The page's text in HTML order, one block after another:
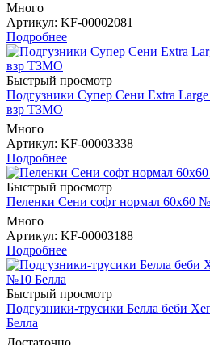
Много
Артикул: KF-00002081
Подробнее
Быстрый просмотр
Подгузники Супер Сени Extra
взр ТЗМО
Много
Артикул: KF-00003338
Подробнее
Быстрый просмотр
Пеленки Сени софт нормал 60х60
Много
Артикул: KF-00003188
Подробнее
Быстрый просмотр
Подгузники-трусики Белла беби
Белла